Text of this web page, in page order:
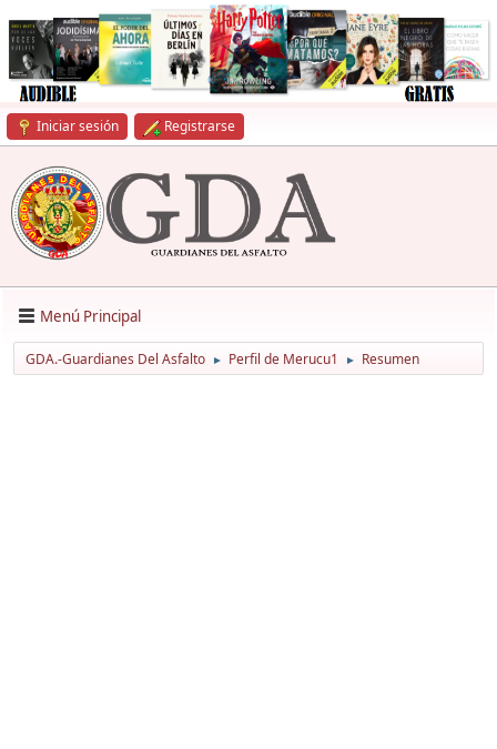
Iniciar sesión Registrarse
Menú Principal
GDA.-Guardianes Del Asfalto ► Perfil de Merucu1 ► Resumen